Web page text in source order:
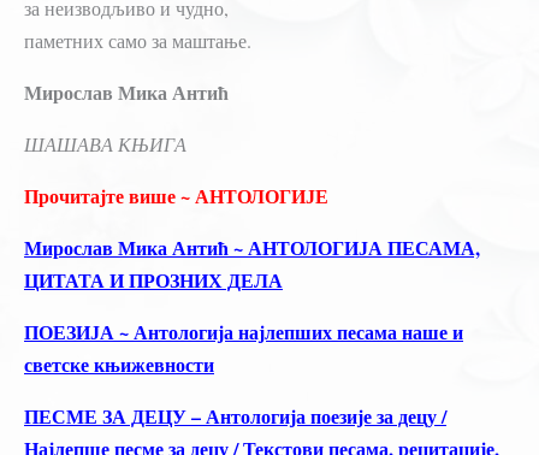
за неизводљиво и чудно,
паметних само за маштање.
Мирослав Мика Антић
ШАШАВА КЊИГА
Прочитајте више ~ АНТОЛОГИЈЕ
Мирослав Мика Антић ~ АНТОЛОГИЈА ПЕСАМА,
ЦИТАТА И ПРОЗНИХ ДЕЛА
ПОЕЗИЈА ~ Антологија најлепших песама наше и
светске књижевности
ПЕСМЕ ЗА ДЕЦУ – Антологија поезије за децу /
Најлепше песме за децу / Текстови песама, рецитације,